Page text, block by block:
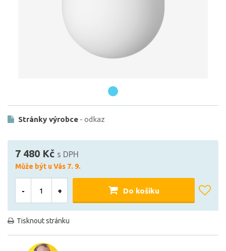
Stránky výrobce - odkaz
7 480 Kč s DPH
Může být u Vás 7. 9.
- + Do košíku
Tisknout stránku